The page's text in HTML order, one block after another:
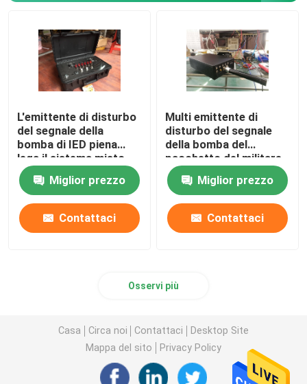
L'emittente di disturbo
del segnale della
bomba di IED piena
lega il sistema misto
20-500mhz di blocco
di rumore di Digital
Miglior prezzo
Contattaci
Multi emittente di
disturbo del segnale
della bomba del
pacchetto del militare
delle bande con il
convoglio di alto
potere che inceppa
sistema
Miglior prezzo
Contattaci
Osservi più
Casa Circa noi Contattaci
Desktop Site
Mappa del sito
Privacy Policy